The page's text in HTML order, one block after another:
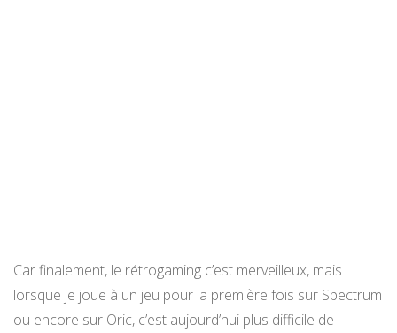
Car finalement, le rétrogaming c’est merveilleux, mais
lorsque je joue à un jeu pour la première fois sur Spectrum
ou encore sur Oric, c’est aujourd’hui plus difficile de